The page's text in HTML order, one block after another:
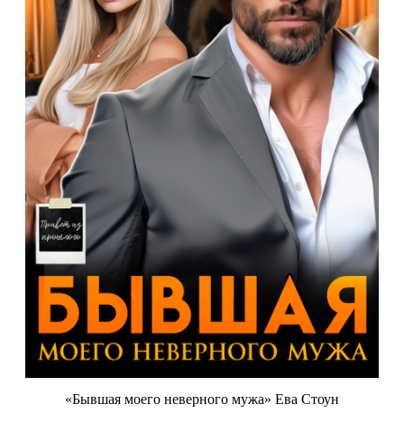
«Бывшая моего неверного мужа» Ева Стоун